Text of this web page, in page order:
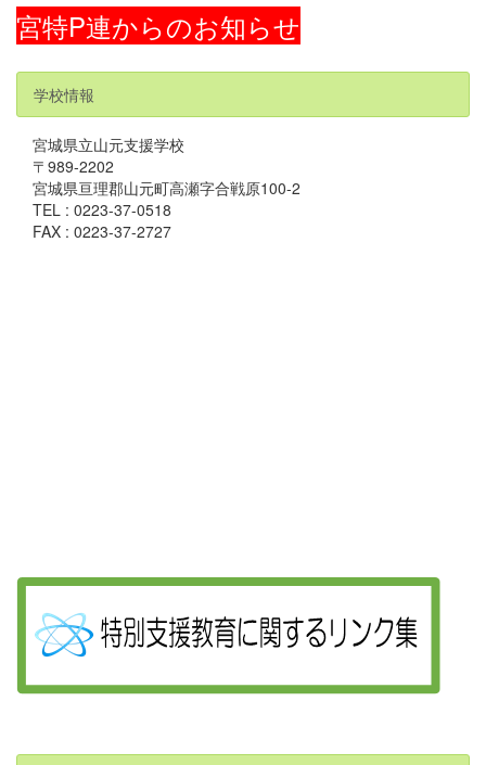
宮特P連からのお知らせ
学校情報
宮城県立山元支援学校
〒989-2202
宮城県亘理郡山元町高瀬字合戦原100-2
TEL : 0223-37-0518
FAX : 0223-37-2727